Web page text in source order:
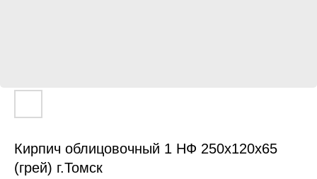
Кирпич облицовочный 1 НФ 250х120х65
(грей) г.Томск